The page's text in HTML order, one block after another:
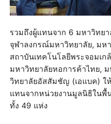
รวมถึงผู้แทนจาก 6 มหาวิทย
จุฬาลงกรณ์มหาวิทยาลัย, มห
สถาบันเทคโนโลยีพระจอมเก
มหาวิทยาลัยหอการค้าไทย,
วิทยาลัยอัสสัมชัญ (เอแบค) ใ
แทนจากหน่วยงานมูลนิธิในพื้
ทั้ง 49 แห่ง